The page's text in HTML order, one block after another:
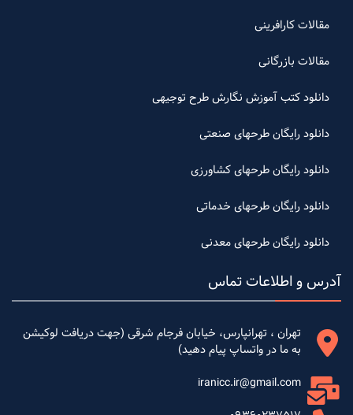
مقالات کارافرینی
مقالات بازرگانی
دانلود کتب آموزش نگارش طرح توجیهی
دانلود رایگان طرحهای صنعتی
دانلود رایگان طرحهای کشاورزی
دانلود رایگان طرحهای خدماتی
دانلود رایگان طرحهای معدنی
آدرس و اطلاعات تماس
تهران ، تهرانپارس، خیابان فرجام شرقی (جهت دریافت لوکیشن
به ما در واتساپ پیام دهید)
iranicc.ir@gmail.com